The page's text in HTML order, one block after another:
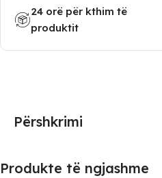
24 orë për kthim të
produktit
Përshkrimi
Produkte të ngjashme